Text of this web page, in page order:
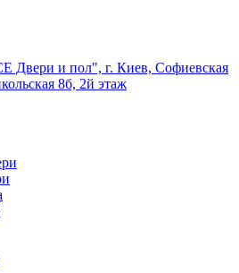
Двери и пол", г. Киев, Софиевская
8б, 2й этаж